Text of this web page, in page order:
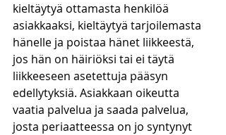
kieltäytyä ottamasta henkilöä
asiakkaaksi, kieltäytyä tarjoilemasta
hänelle ja poistaa hänet liikkeestä,
jos hän on häiriöksi tai ei täytä
liikkeeseen asetettuja pääsyn
edellytyksiä. Asiakkaan oikeutta
vaatia palvelua ja saada palvelua,
josta periaatteessa on jo syntynyt